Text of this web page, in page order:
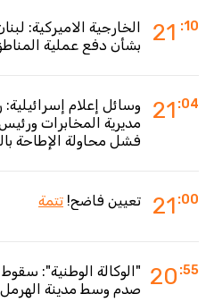
21 :10
الخارجية الاميركية:
بشأن دفع عملية
21 :04
وسائل إعلام
مديرية المخابرات
فشل محاولة الإطاحة
21 :00 تعيين فاضح! تتمة
20 :55
"الوكالة الوطنية":
صدم وسط مدينة الهرمل